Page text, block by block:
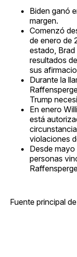
Biden ganó
margen.
Comenzó
de enero de
estado, Brad
resultados
sus
Durante la
Trump
En enero
está
violaciones
Desde
personas
Fuente principal